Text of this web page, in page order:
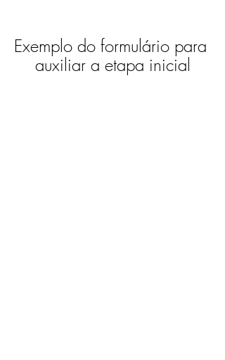
Exemplo do formulário para
auxiliar a etapa inicial